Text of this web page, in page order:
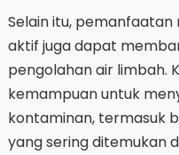
Selain itu,
aktif juga dapat
pengolahan air limbah.
kemampuan untuk
kontaminan, termasuk
yang sering ditemukan